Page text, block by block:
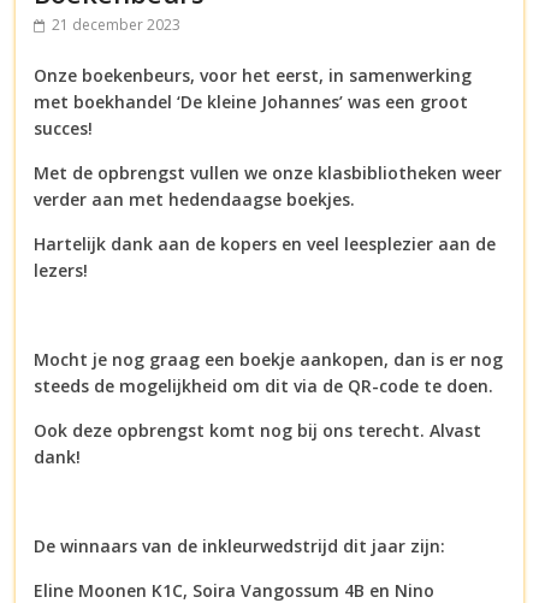
21 december 2023
Onze boekenbeurs, voor het eerst, in samenwerking
met boekhandel ‘De kleine Johannes’ was een groot
succes!
Met de opbrengst vullen we onze klasbibliotheken weer
verder aan met hedendaagse boekjes.
Hartelijk dank aan de kopers en veel leesplezier aan de
lezers!
Mocht je nog graag een boekje aankopen, dan is er nog
steeds de mogelijkheid om dit via de QR-code te doen.
Ook deze opbrengst komt nog bij ons terecht. Alvast
dank!
De winnaars van de inkleurwedstrijd dit jaar zijn:
Eline Moonen K1C, Soira Vangossum 4B en Nino